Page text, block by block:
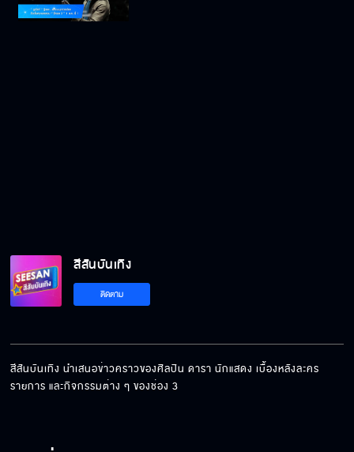
สีสันบันเทิง
ติดตาม
สีสันบันเทิง นำเสนอข่าวคราวของศิลปิน ดารา นักแสดง เบื้องหลังละคร
รายการ และกิจกรรมต่าง ๆ ของช่อง 3